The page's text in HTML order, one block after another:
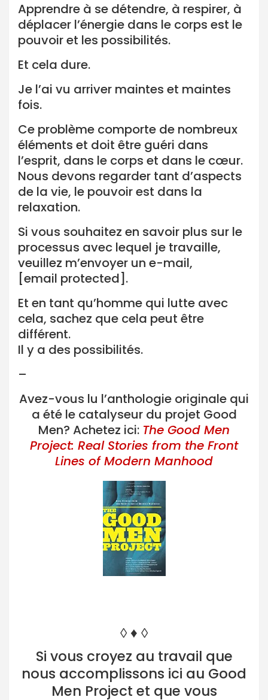
Apprendre à se détendre, à respirer, à
déplacer l’énergie dans le corps est le
pouvoir et les possibilités.
Et cela dure.
Je l’ai vu arriver maintes et maintes
fois.
Ce problème comporte de nombreux
éléments et doit être guéri dans
l’esprit, dans le corps et dans le cœur.
Nous devons regarder tant d’aspects
de la vie, le pouvoir est dans la
relaxation.
Si vous souhaitez en savoir plus sur le
processus avec lequel je travaille,
veuillez m’envoyer un e-mail,
[email protected] .
Et en tant qu’homme qui lutte avec
cela, sachez que cela peut être
différent.
Il y a des possibilités.
–
Avez-vous lu l’anthologie originale qui
a été le catalyseur du projet Good
Men? Achetez ici: The Good Men
Project: Real Stories from the Front
Lines of Modern Manhood
◊ ♦ ◊
Si vous croyez au travail que
nous accomplissons ici au Good
Men Project et que vous